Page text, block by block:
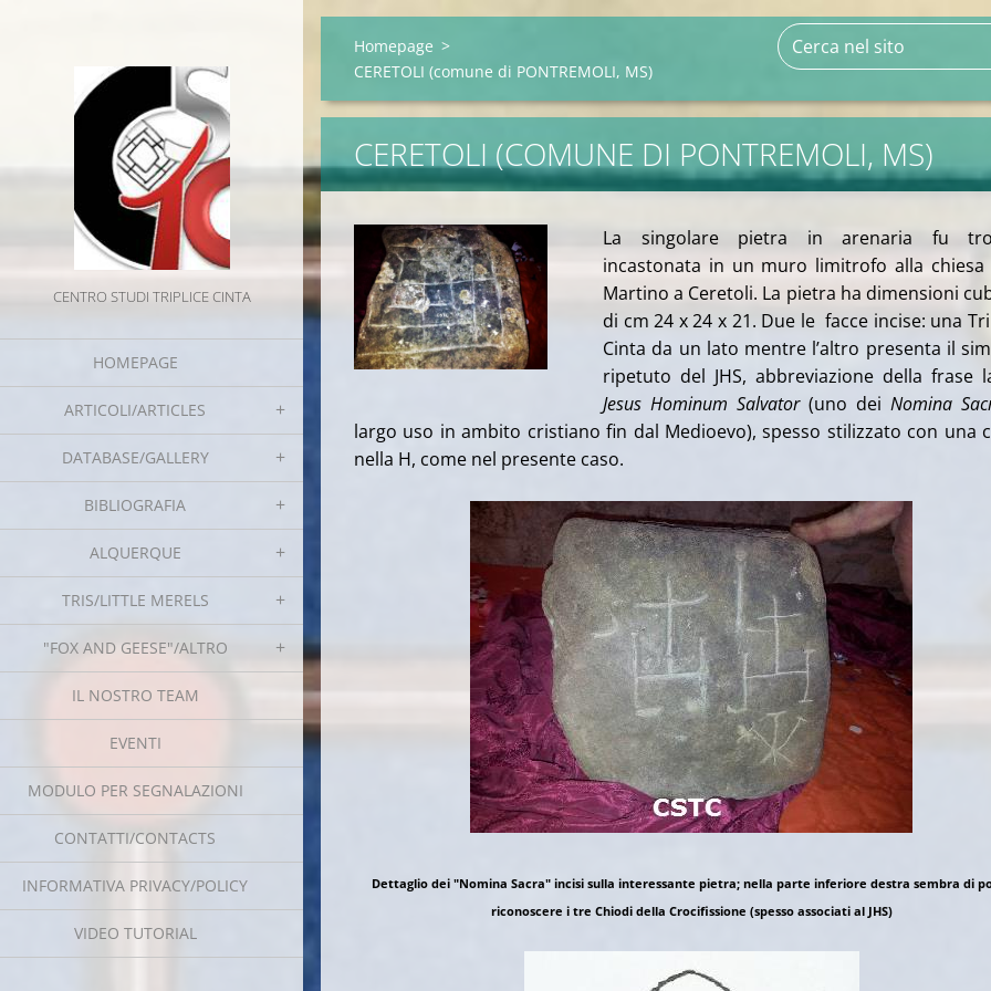
CENTRO STUDI TRIPLICE CINTA
HOMEPAGE
ARTICOLI/ARTICLES
DATABASE/GALLERY
BIBLIOGRAFIA
ALQUERQUE
TRIS/LITTLE MERELS
"FOX AND GEESE"/ALTRO
IL NOSTRO TEAM
EVENTI
MODULO PER SEGNALAZIONI
CONTATTI/CONTACTS
INFORMATIVA PRIVACY/POLICY
VIDEO TUTORIAL
Homepage >
CERETOLI (comune di PONTREMOLI, MS)
CERETOLI (COMUNE DI PONTREMOLI, MS)
La singolare pietra in arenaria fu
incastonata in un muro limitrofo alla chiesa
Martino a Ceretoli. La pietra ha dimensioni
di cm 24 x 24 x 21. Due le facce incise: una
Cinta da un lato mentre l’altro presenta il
ripetuto del JHS, abbreviazione della frase
Jesus Hominum Salvator(uno dei Nomina
largo uso in ambito cristiano fin dal Medioevo), spesso stilizzato con una
nella H, come nel presente caso.
Dettaglio dei "Nomina Sacra" incisi sulla interessante pietra; nella parte inferiore destra sembra di
riconoscere i tre Chiodi della Crocifissione (spesso associati al JHS)